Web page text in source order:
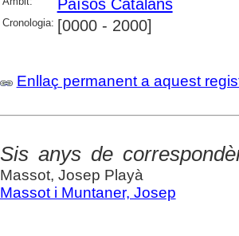
Països Catalans
Cronologia: [0000 - 2000]
Enllaç permanent a aquest
Sis anys de
Massot, Josep Playà
Massot i Muntaner, Josep